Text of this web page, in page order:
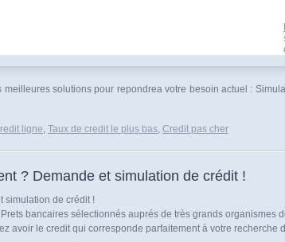
solutions pour repondrea votre besoin actuel :
ligne, Taux de credit le plus bas, Credit pas cher
? Demande et simulation de crédit !
simulation de crédit !
bancaires sélectionnés auprés de très grands organismes
avoir le credit qui corresponde parfaitement à votre recherche